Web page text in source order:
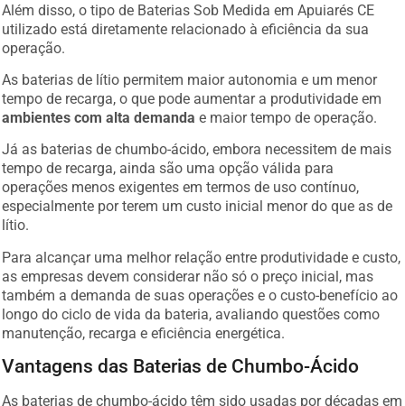
Além disso, o tipo de Baterias Sob Medida em Apuiarés CE
utilizado está diretamente relacionado à eficiência da sua
operação.
As baterias de lítio permitem maior autonomia e um menor
tempo de recarga, o que pode aumentar a produtividade em
ambientes com alta demanda e maior tempo de operação.
Já as baterias de chumbo-ácido, embora necessitem de mais
tempo de recarga, ainda são uma opção válida para
operações menos exigentes em termos de uso contínuo,
especialmente por terem um custo inicial menor do que as de
lítio.
Para alcançar uma melhor relação entre produtividade e custo,
as empresas devem considerar não só o preço inicial, mas
também a demanda de suas operações e o custo-benefício ao
longo do ciclo de vida da bateria, avaliando questões como
manutenção, recarga e eficiência energética.
Vantagens das Baterias de Chumbo-Ácido
As baterias de chumbo-ácido têm sido usadas por décadas em